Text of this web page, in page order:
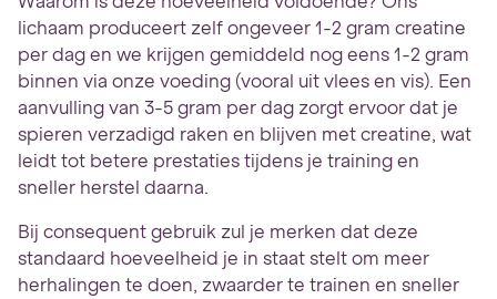
lichaam produceert zelf ongeveer 1-2 gram creatine
per dag en we krijgen gemiddeld nog eens 1-2 gram
binnen via onze voeding (vooral uit vlees en vis). Een
aanvulling van 3-5 gram per dag zorgt ervoor dat je
spieren verzadigd raken en blijven met creatine, wat
leidt tot betere prestaties tijdens je training en
sneller herstel daarna.
Bij consequent gebruik zul je merken dat deze
standaard hoeveelheid je in staat stelt om meer
herhalingen te doen, zwaarder te trainen en sneller